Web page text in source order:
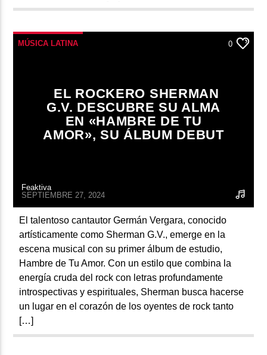
MÚSICA LATINA 0
EL ROCKERO SHERMAN
G.V. DESCUBRE SU ALMA
EN «HAMBRE DE TU
AMOR», SU ÁLBUM DEBUT
Feaktiva
SEPTIEMBRE 27, 2024
El talentoso cantautor Germán Vergara, conocido
artísticamente como Sherman G.V., emerge en la
escena musical con su primer álbum de estudio,
Hambre de Tu Amor. Con un estilo que combina la
energía cruda del rock con letras profundamente
introspectivas y espirituales, Sherman busca hacerse
un lugar en el corazón de los oyentes de rock tanto
[…]